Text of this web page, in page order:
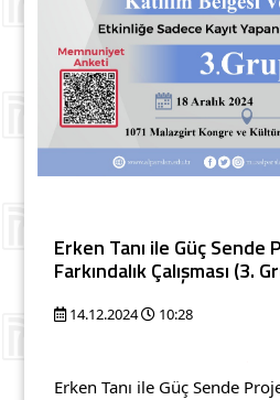
Erken Tanı ile Güç Sende
Farkındalık Çalışması (3.
14.12.2024 10:28
Erken Tanı ile Güç Sende